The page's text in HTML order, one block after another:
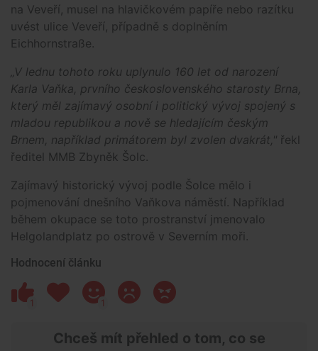
na Veveří, musel na hlavičkovém papíře nebo razítku
uvést ulice Veveří, případně s doplněním
Eichhornstraße.
„V lednu tohoto roku uplynulo 160 let od narození
Karla Vaňka, prvního československého starosty Brna,
který měl zajímavý osobní i politický vývoj spojený s
mladou republikou a nově se hledajícím českým
Brnem, například primátorem byl zvolen dvakrát," řekl
ředitel MMB Zbyněk Šolc.
Zajímavý historický vývoj podle Šolce mělo i
pojmenování dnešního Vaňkova náměstí. Například
během okupace se toto prostranství jmenovalo
Helgolandplatz po ostrově v Severním moři.
Hodnocení článku
1 1
Chceš mít přehled o tom, co se